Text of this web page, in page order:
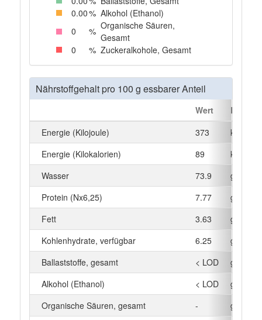
0.00% Alkohol (Ethanol)
0
% Organische Säuren,
Gesamt
0
% Zuckeralkohole, Gesamt
Nährstoffgehalt pro 100 g essbarer Anteil
Wert
Einheit
Energie (Kilojoule)
373
kJ
Energie (Kilokalorien)
89
kcal
Wasser
73.9
g
Protein (Nx6,25)
7.77
g
Fett
3.63
g
Kohlenhydrate, verfügbar
6.25
g
Ballaststoffe, gesamt
< LOD
g
Alkohol (Ethanol)
< LOD
g
Organische Säuren, gesamt
- g